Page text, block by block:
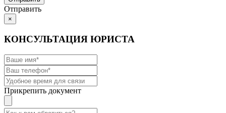
Отправить
×
КОНСУЛЬТАЦИЯ ЮРИСТА
Прикрепить документ